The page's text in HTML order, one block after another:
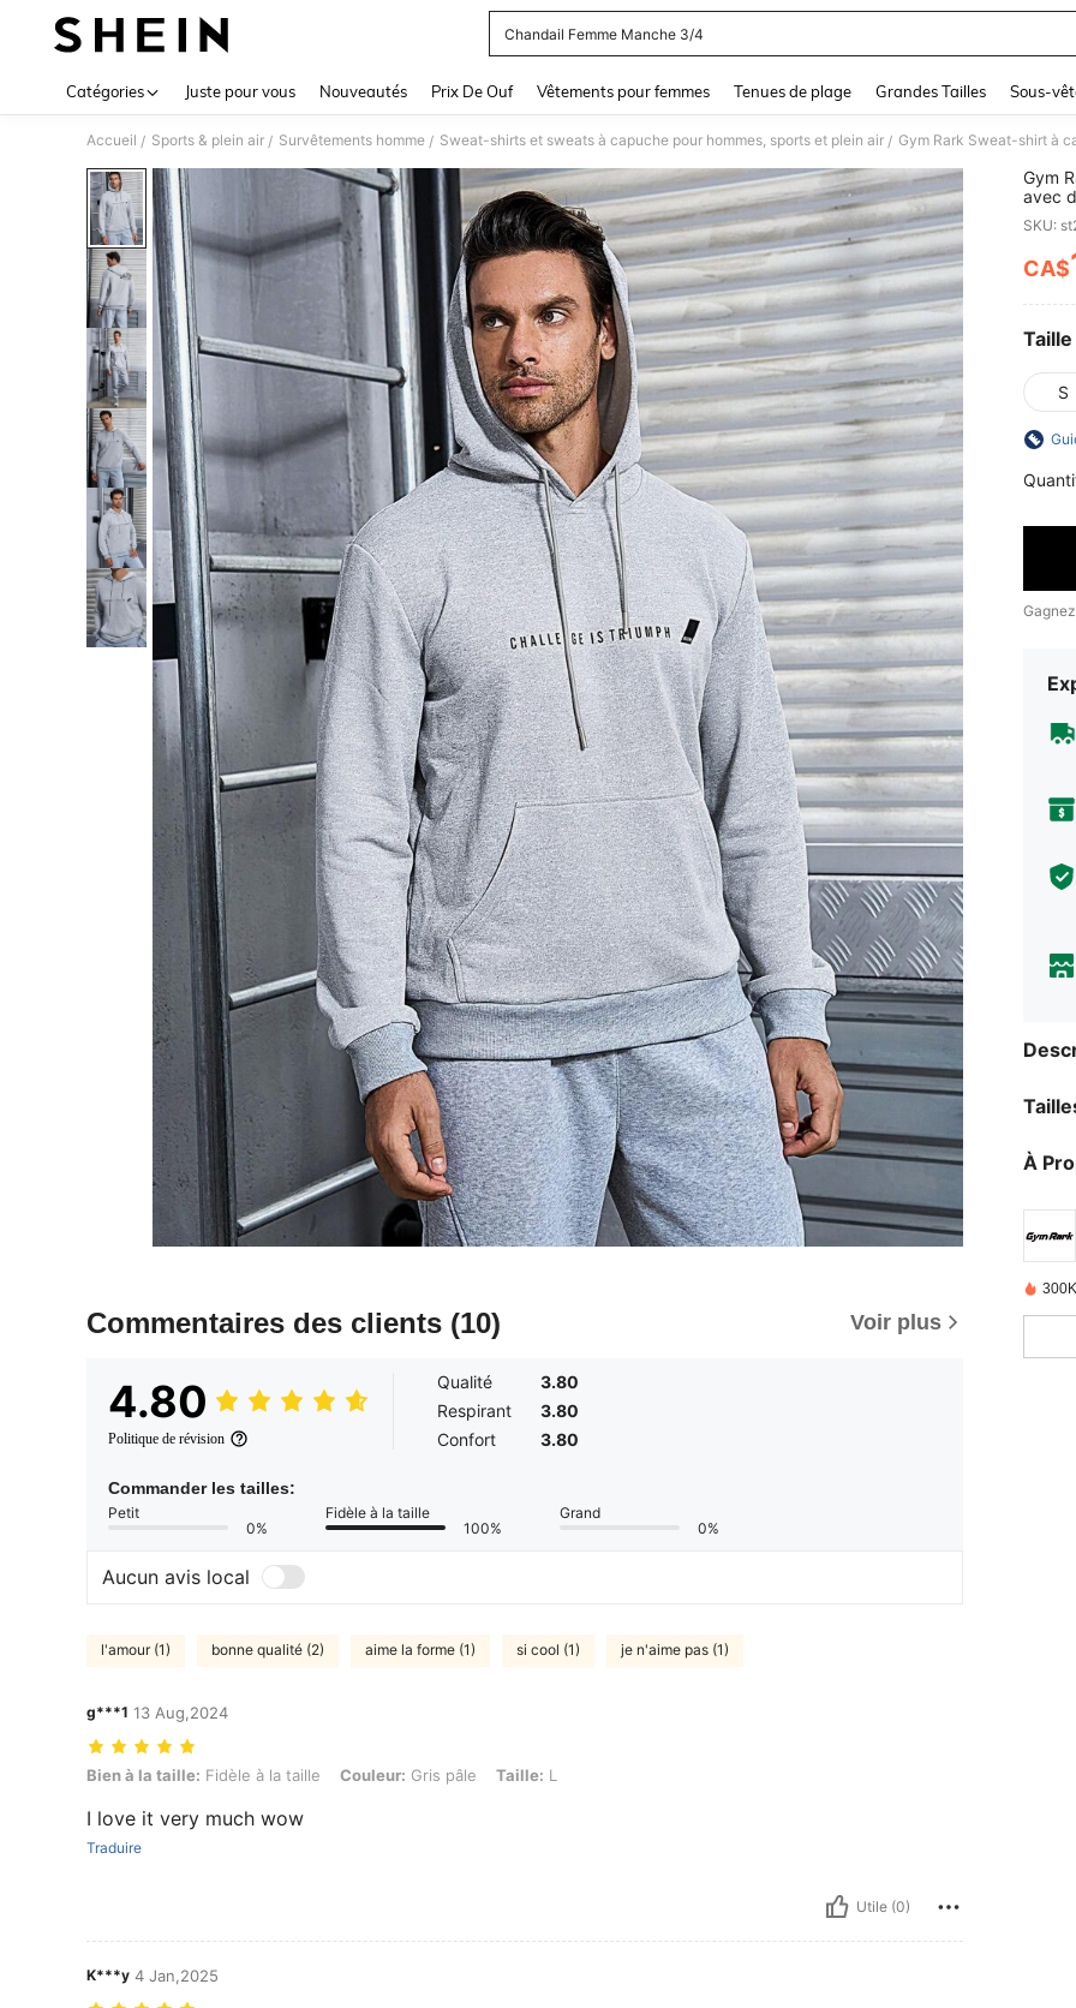
Chandail Femme Manche 3/4
Catégories Juste pour vous Nouveautés Prix De Ouf Vêtements pour femmes Tenues de plage Grandes Tailles Sous-
Accueil / Sports & plein air / Survêtements homme / Sweat-shirts et sweats à capuche pour hommes, sports et plein air / Gym Rark Sweat-shirt à
Commentaires des clients (10) Voir plus
4.80
Politique de révision
Qualité
3.80
Respirant
3.80
Confort
3.80
Commander les tailles:
Petit
0%
Fidèle à la taille
100%
Grand
0%
Aucun avis local
l'amour (1) bonne qualité (2) aime la forme (1) si cool (1) je n'aime pas (1)
g***1 13 Aug,2024
Bien à la taille: Fidèle à la taille, Couleur: Gris pâle, Taille: L
Bien à la taille: Fidèle à la taille Couleur: Gris pâle Taille: L
I love it very much wow
Traduire
Utile (0)
K***y 4 Jan,2025
Gym
avec
SKU:
CA$
Taille
S
À